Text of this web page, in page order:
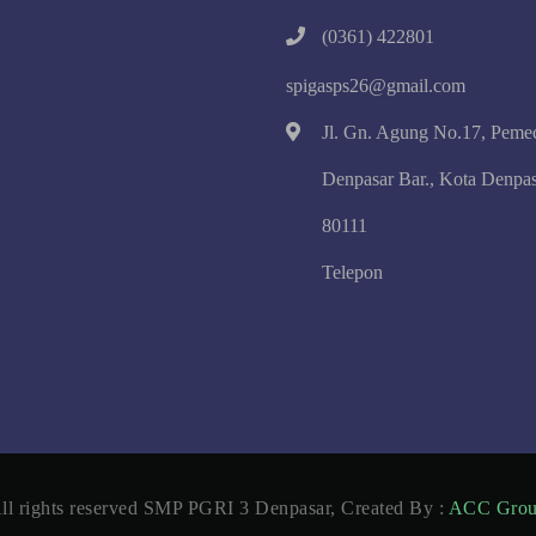
(0361) 422801
spigasps26@gmail.com
Jl. Gn. Agung No.17,
Denpasar Bar., Kota
80111
Telepon
rights reserved SMP PGRI 3 Denpasar, Created By : ACC